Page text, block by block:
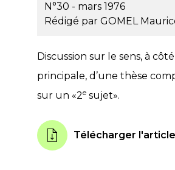
N°30 - mars 1976
Rédigé par GOMEL
Discussion sur le sens, à
principale, d’une thèse
sur un «2e sujet».
Télécharger l'article